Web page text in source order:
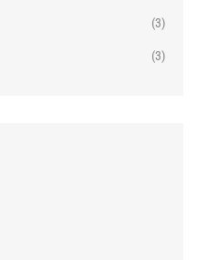
(3)
(3)